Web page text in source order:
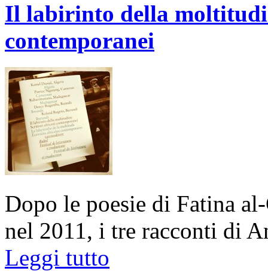
Il labirinto della
contemporanei
Dopo le poesie di Fatina
nel 2011, i tre racconti di
Leggi tutto